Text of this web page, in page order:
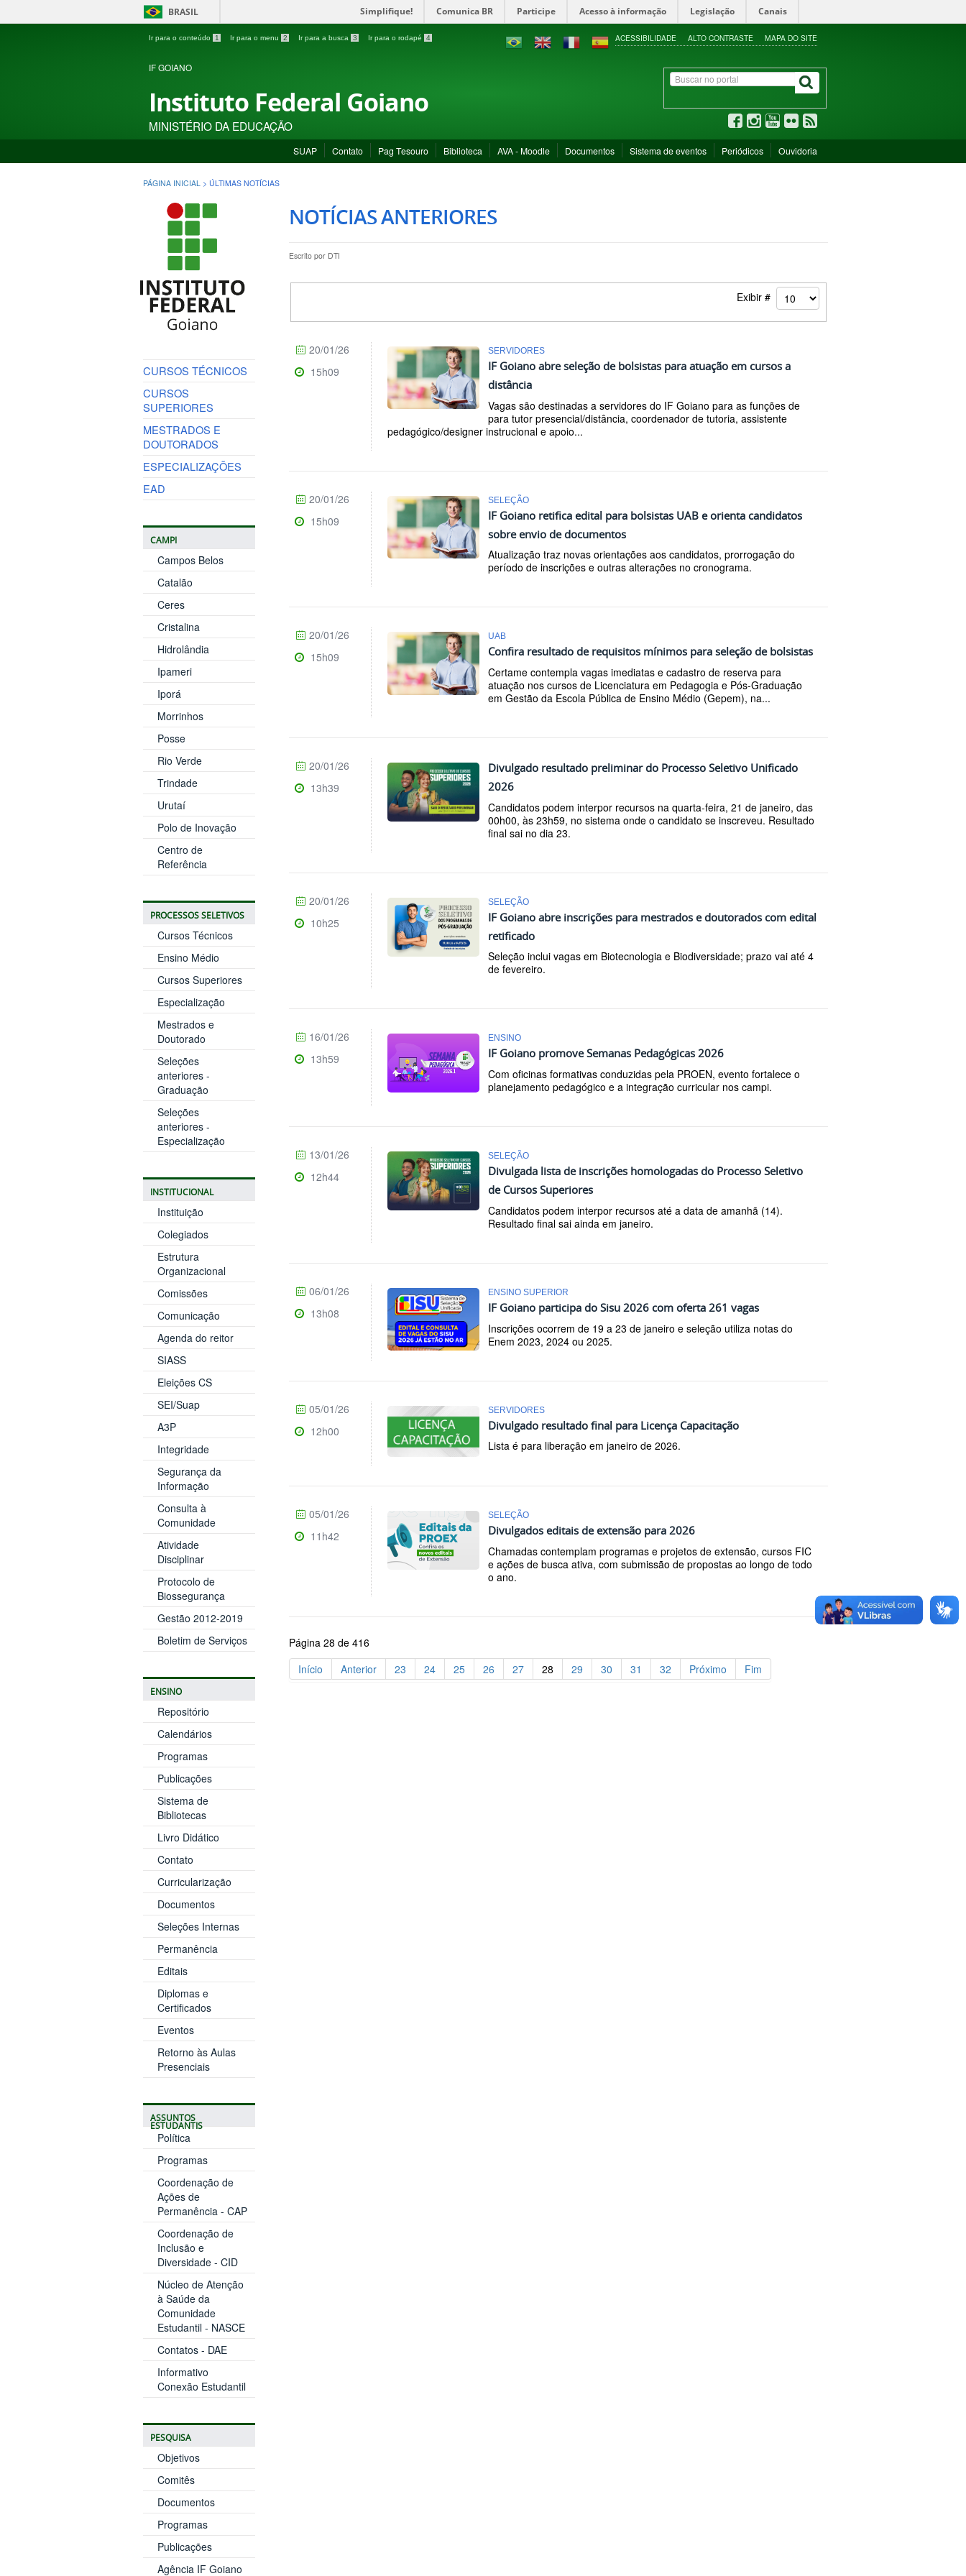
BRASIL Simplifique! Comunica BR Participe Acesso à informação Legislação Canais
Ir para o conteúdo 1 Ir para o menu 2 Ir para a busca 3 Ir para o rodapé 4 ACESSIBILIDADE ALTO CONTRASTE MAPA DO SITE
IF GOIANO
Instituto Federal Goiano
MINISTÉRIO DA EDUCAÇÃO
SUAP Contato Pag Tesouro Biblioteca AVA - Moodle Documentos Sistema de eventos Periódicos Ouvidoria
PÁGINA INICIAL > ÚLTIMAS NOTÍCIAS
CURSOS TÉCNICOS
CURSOS
SUPERIORES
MESTRADOS E
DOUTORADOS
ESPECIALIZAÇÕES
EAD
CAMPI
Campos Belos
Catalão
Ceres
Cristalina
Hidrolândia
Ipameri
Iporá
Morrinhos
Posse
Rio Verde
Trindade
Urutaí
Polo de Inovação
Centro de
Referência
PROCESSOS SELETIVOS
Cursos Técnicos
Ensino Médio
Cursos Superiores
Especialização
Mestrados e
Doutorado
Seleções
anteriores -
Graduação
Seleções
anteriores -
Especialização
INSTITUCIONAL
Instituição
Colegiados
Estrutura
Organizacional
Comissões
Comunicação
Agenda do reitor
SIASS
Eleições CS
SEI/Suap
A3P
Integridade
Segurança da
Informação
Consulta à
Comunidade
Atividade
Disciplinar
Protocolo de
Biossegurança
Gestão 2012-2019
Boletim de Serviços
ENSINO
Repositório
Calendários
Programas
Publicações
Sistema de
Bibliotecas
Livro Didático
Contato
Curricularização
Documentos
Seleções Internas
Permanência
Editais
Diplomas e
Certificados
Eventos
Retorno às Aulas
Presenciais
ASSUNTOS
ESTUDANTIS
Política
Programas
Coordenação de
Ações de
Permanência - CAP
Coordenação de
Inclusão e
Diversidade - CID
Núcleo de Atenção
à Saúde da
Comunidade
Estudantil - NASCE
Contatos - DAE
Informativo
Conexão Estudantil
PESQUISA
Objetivos
Comitês
Documentos
Programas
Publicações
Agência IF Goiano
NOTÍCIAS ANTERIORES
Escrito por DTI
Exibir #
SERVIDORES
IF Goiano abre seleção de bolsistas para atuação em cursos a
distância
Vagas são destinadas a servidores do IF Goiano para as funções de
para tutor presencial/distância, coordenador de tutoria, assistente
pedagógico/designer instrucional e apoio...
20/01/26
15h09
SELEÇÃO
IF Goiano retifica edital para bolsistas UAB e orienta candidatos
sobre envio de documentos
Atualização traz novas orientações aos candidatos, prorrogação do
período de inscrições e outras alterações no cronograma.
20/01/26
15h09
UAB
Confira resultado de requisitos mínimos para seleção de bolsistas
Certame contempla vagas imediatas e cadastro de reserva para
atuação nos cursos de Licenciatura em Pedagogia e Pós-Graduação
em Gestão da Escola Pública de Ensino Médio (Gepem), na...
20/01/26
15h09
Divulgado resultado preliminar do Processo Seletivo Unificado
2026
Candidatos podem interpor recursos na quarta-feira, 21 de janeiro, das
00h00, às 23h59, no sistema onde o candidato se inscreveu. Resultado
final sai no dia 23.
20/01/26
13h39
SELEÇÃO
IF Goiano abre inscrições para mestrados e doutorados com edital
retificado
Seleção inclui vagas em Biotecnologia e Biodiversidade; prazo vai até 4
de fevereiro.
20/01/26
10h25
ENSINO
IF Goiano promove Semanas Pedagógicas 2026
Com oficinas formativas conduzidas pela PROEN, evento fortalece o
planejamento pedagógico e a integração curricular nos campi.
16/01/26
13h59
SELEÇÃO
Divulgada lista de inscrições homologadas do Processo Seletivo
de Cursos Superiores
Candidatos podem interpor recursos até a data de amanhã (14).
Resultado final sai ainda em janeiro.
13/01/26
12h44
ENSINO SUPERIOR
IF Goiano participa do Sisu 2026 com oferta 261 vagas
Inscrições ocorrem de 19 a 23 de janeiro e seleção utiliza notas do
Enem 2023, 2024 ou 2025.
06/01/26
13h08
SERVIDORES
Divulgado resultado final para Licença Capacitação
Lista é para liberação em janeiro de 2026.
05/01/26
12h00
SELEÇÃO
Divulgados editais de extensão para 2026
Chamadas contemplam programas e projetos de extensão, cursos FIC
e ações de busca ativa, com submissão de propostas ao longo de todo
o ano.
05/01/26
11h42
Página 28 de 416
Início
Anterior 23 24 25 26 27 28 29 30 31 32 Próximo Fim